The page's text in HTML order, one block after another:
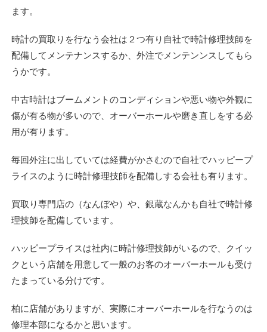
ます。
時計の買取りを行なう会社は２つ有り自社で時計修理技師を
配備してメンテナンスするか、外注でメンテンンスしてもら
うかです。
中古時計はブームメントのコンディションや悪い物や外観に
傷が有る物が多いので、オーバーホールや磨き直しをする必
用が有ります。
毎回外注に出していては経費がかさむので自社でハッピープ
ライスのように時計修理技師を配備しする会社も有ります。
買取り専門店の（なんぼや）や、銀蔵なんかも自社で時計修
理技師を配備しています。
ハッピープライスは社内に時計修理技師がいるので、クイッ
クという店舗を用意して一般のお客のオーバーホールも受け
たまっている分けです。
柏に店舗がありますが、実際にオーバーホールを行なうのは
修理本部になるかと思います。